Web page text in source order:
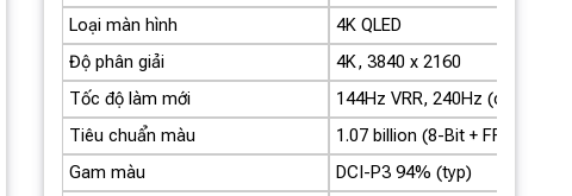
Loại màn hình
4K QLED
Độ phân giải
4K, 3840 x 2160
Tốc độ làm mới
144Hz VRR, 240Hz (chế độ
Tiêu chuẩn màu
1.07 billion (8-Bit + FRC)
Gam màu
DCI-P3 94% (typ)